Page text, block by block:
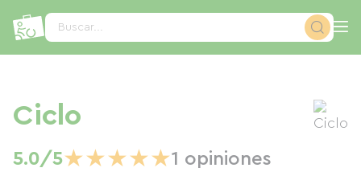
Buscar...
Ciclo
5.0/5★★★★★1 opiniones
Panel de gestión de cookies